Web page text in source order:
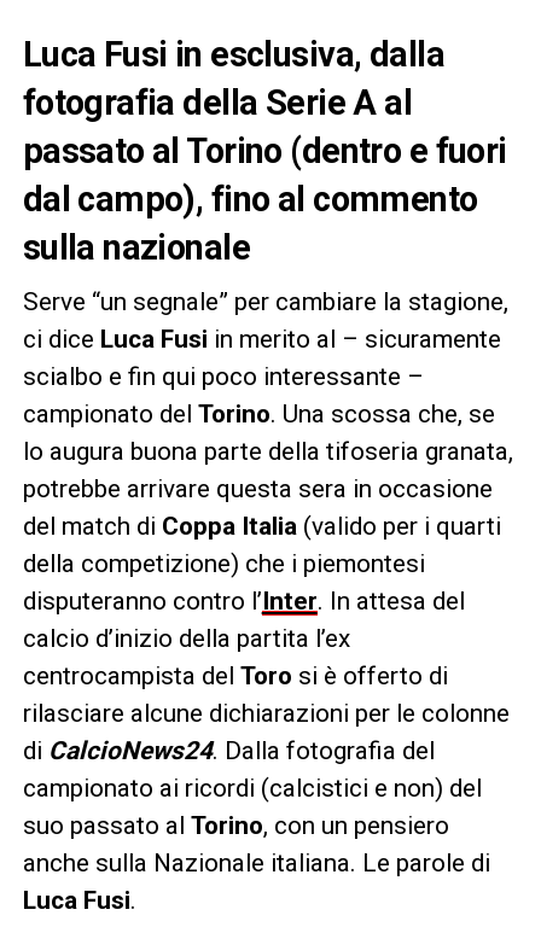
Luca Fusi in esclusiva, dalla
fotografia della Serie A al
passato al Torino (dentro e fuori
dal campo), fino al commento
sulla nazionale
Serve “un segnale” per cambiare la stagione,
ci dice Luca Fusi in merito al – sicuramente
scialbo e fin qui poco interessante –
campionato del Torino. Una scossa che, se
lo augura buona parte della tifoseria granata,
potrebbe arrivare questa sera in occasione
del match di Coppa Italia(valido per i quarti
della competizione) che i piemontesi
disputeranno contro l’ Inter. In attesa del
calcio d’inizio della partita l’ex
centrocampista del Toro si è offerto di
rilasciare alcune dichiarazioni per le colonne
di CalcioNews24. Dalla fotografia del
campionato ai ricordi (calcistici e non) del
suo passato al Torino, con un pensiero
anche sulla Nazionale italiana. Le parole di
Luca Fusi.